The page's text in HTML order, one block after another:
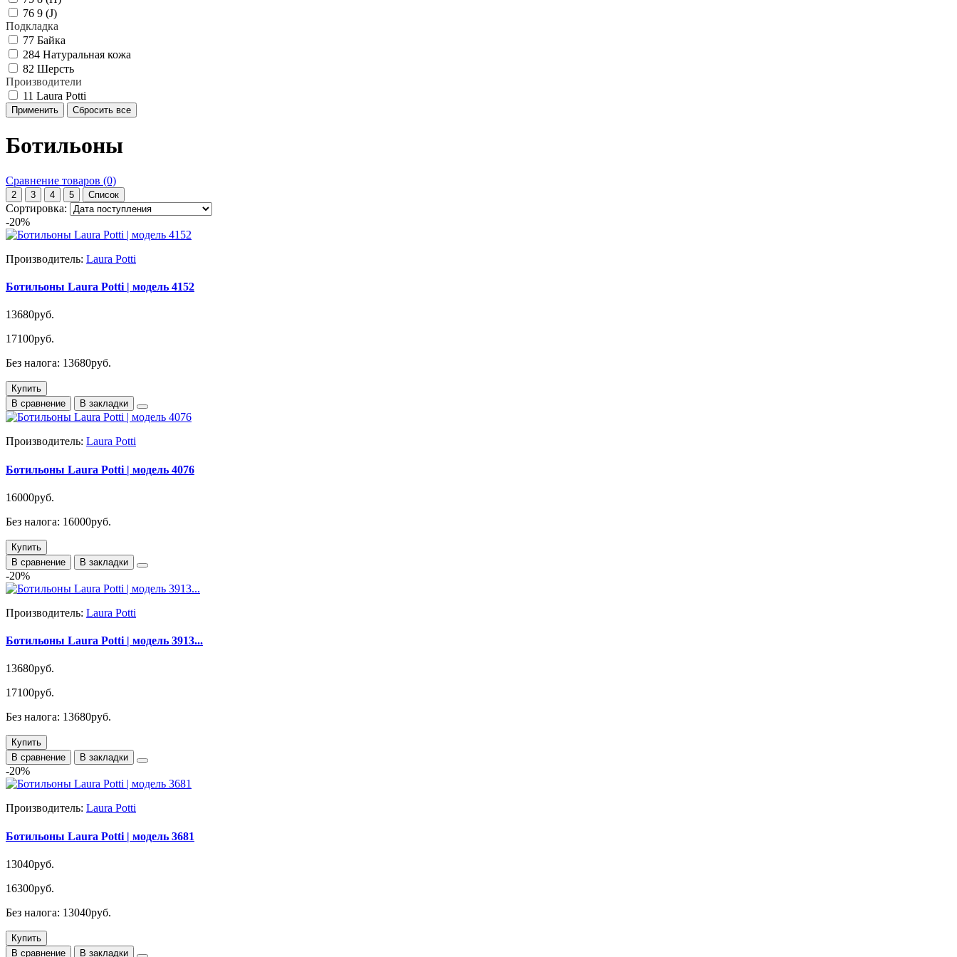
76 9 (J)
Подкладка
77 Байка
284 Натуральная кожа
82 Шерсть
Производители
11 Laura Potti
Ботильоны
Сравнение товаров (0)
2 3 4 5 Список
Сортировка:
-20%
Производитель: Laura Potti
Ботильоны Laura Potti | модель 4152
13680руб.
17100руб.
Без налога: 13680руб.
Купить
В сравнение
В закладки
Производитель: Laura Potti
Ботильоны Laura Potti | модель 4076
16000руб.
Без налога: 16000руб.
Купить
В сравнение
В закладки
-20%
Производитель: Laura Potti
Ботильоны Laura Potti | модель 3913...
13680руб.
17100руб.
Без налога: 13680руб.
Купить
В сравнение
В закладки
-20%
Производитель: Laura Potti
Ботильоны Laura Potti | модель 3681
13040руб.
16300руб.
Без налога: 13040руб.
Купить
В сравнение
В закладки